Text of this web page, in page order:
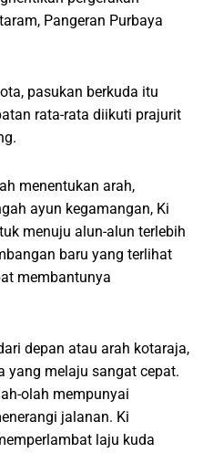
Pangeran Purbaya
pasukan berkuda itu
rata-rata diikuti prajurit
menentukan arah,
ayun kegamangan, Ki
menuju alun-alun terlebih
baru yang terlihat
membantunya
depan atau arah kotaraja,
yang melaju sangat cepat.
olah mempunyai
jalanan. Ki
laju kuda